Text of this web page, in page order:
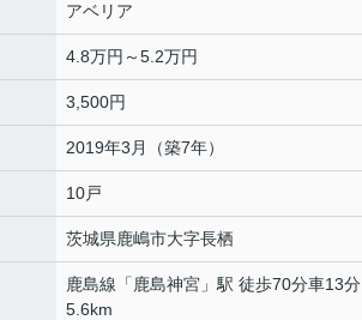
アベリア
4.8万円～5.2万円
3,500円
2019年3月（築7年）
10戸
茨城県鹿嶋市大字長栖
鹿島線 「 鹿島神宮 」駅 徒歩70分車13分
5.6km